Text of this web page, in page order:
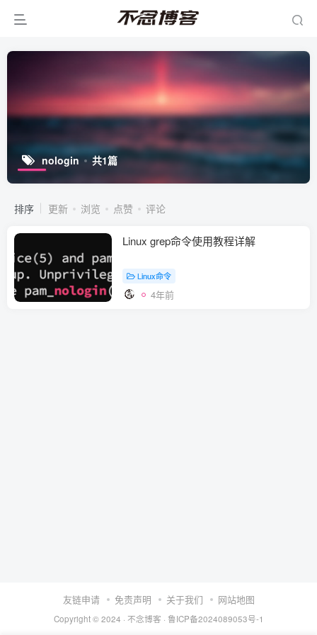
nologin 共1篇
排序 更新 浏览 点赞 评论
Linux grep命令使用教程详解
Linux命令
4年前
友链申请 免责声明 关于我们 网站地图
Copyright © 2024 · 不念博客 · 鲁ICP备2024089053号-1